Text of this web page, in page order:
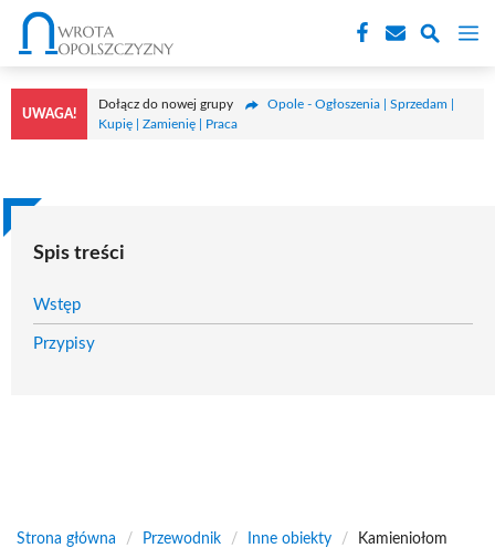
Przejdź
treści
UWAGA!
Dołącz do nowej grupy
Opole - Ogłoszenia | Sprzedam |
Kupię | Zamienię | Praca
Spis treści
Wstęp
Przypisy
Strona główna / Przewodnik / Inne obiekty /
Kamieniołom